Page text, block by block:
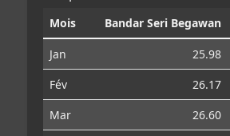
Mois Bandar Seri Begawan
Jan 25.98
Fév
26.17
Mar
26.60